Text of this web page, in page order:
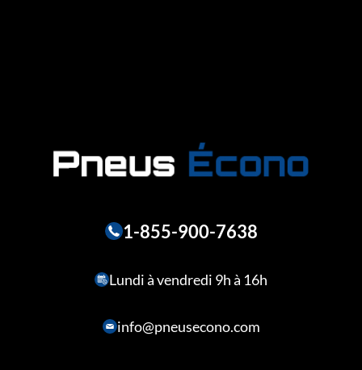
1-855-900-7638
Lundi à vendredi 9h à 16h
info@pneusecono.com